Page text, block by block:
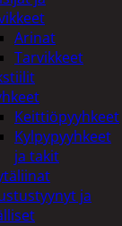
Arinat
Tarvikkeet
Keittiöpyyhkeet
Kylpypyyhkeet
ja takit
ja